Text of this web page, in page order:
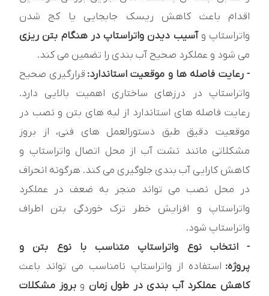
اقدام باعث کاهش ریسک جابجایی یا کج شدن
واتراستاپ وآسیب دیدن واتراستاپ در هنگام بتن ریزی
می شود و عملکرد صحیح آب بندی را تضمین می کند.
- رعایت فاصله ها و موقعیت استاندارد: قرارگیری صحیح
واتراستاپ در درزهای ساختاری اهمیت بالایی دارد.
رعایت فاصله های استاندارد از لبه های بتن و نصب در
موقعیت دقیق طبق دستورالعمل های فنی، از بروز
مشکلاتی مانند نشت آب از محل اتصال واتراستاپ و
کاهش کارایی آب بندی جلوگیری می کند. هرگونه انحراف
در محل نصب می تواند منجر به ضعف در عملکرد
واتراستاپ و افزایش خطر ترک خوردگی بتن اطراف
واتراستاپ شود.
- انتخاب نوع واتراستاپ متناسب با نوع بتن و
پروژه: استفاده از واتراستاپ نامناسب می تواند باعث
کاهش عملکرد آب بندی در طول زمان وبروز مشکلات